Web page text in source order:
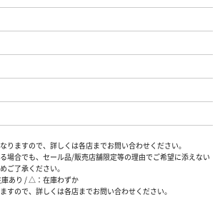
りますので、詳しくは各店までお問い合わせください。
場合でも、セール品/販売店舗限定等の理由でご希望に添えない
ご了承ください。
あり / △：在庫わずか
すので、詳しくは各店までお問い合わせください。